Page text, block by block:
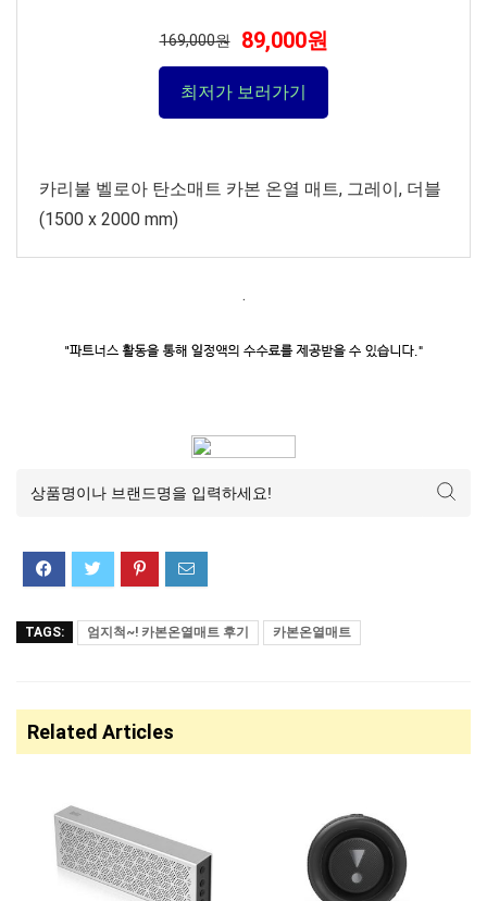
169,000원 89,000원
최저가 보러가기
카리불 벨로아 탄소매트 카본 온열 매트, 그레이, 더블
(1500 x 2000 mm)
.
TAGS: 엄지척~! 카본온열매트 후기 카본온열매트
Related Articles